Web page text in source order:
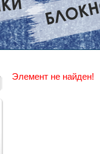
Элемент не найден!